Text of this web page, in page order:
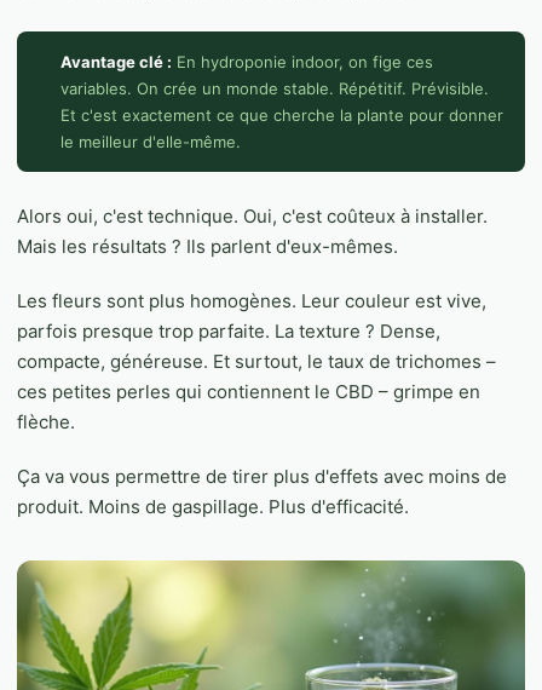
Avantage clé : En hydroponie indoor, on fige ces
variables. On crée un monde stable. Répétitif. Prévisible.
Et c'est exactement ce que cherche la plante pour donner
le meilleur d'elle-même.
Alors oui, c'est technique. Oui, c'est coûteux à installer.
Mais les résultats ? Ils parlent d'eux-mêmes.
Les fleurs sont plus homogènes. Leur couleur est vive,
parfois presque trop parfaite. La texture ? Dense,
compacte, généreuse. Et surtout, le taux de trichomes –
ces petites perles qui contiennent le CBD – grimpe en
flèche.
Ça va vous permettre de tirer plus d'effets avec moins de
produit. Moins de gaspillage. Plus d'efficacité.